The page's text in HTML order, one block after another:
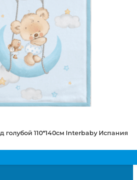
110*140см Interbaby Испания